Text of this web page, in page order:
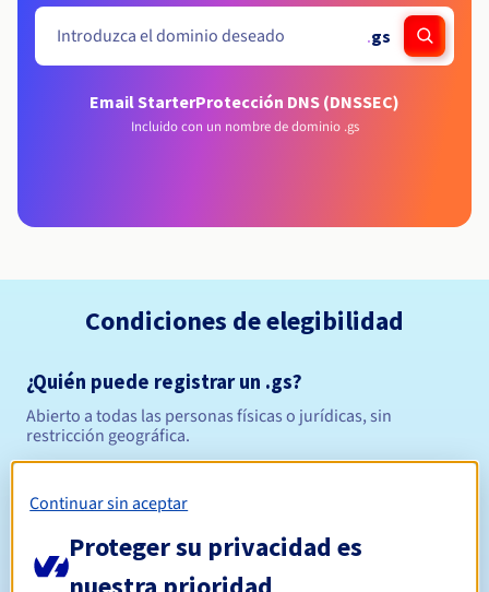
.gs
Email StarterProtección DNS (DNSSEC)
Incluido con un nombre de dominio .gs
Condiciones de elegibilidad
¿Quién puede registrar un .gs?
Abierto a todas las personas físicas o jurídicas, sin
restricción geográfica.
Período de registro Entre 1 y 5 años
Continuar sin aceptar
Proteger su privacidad es